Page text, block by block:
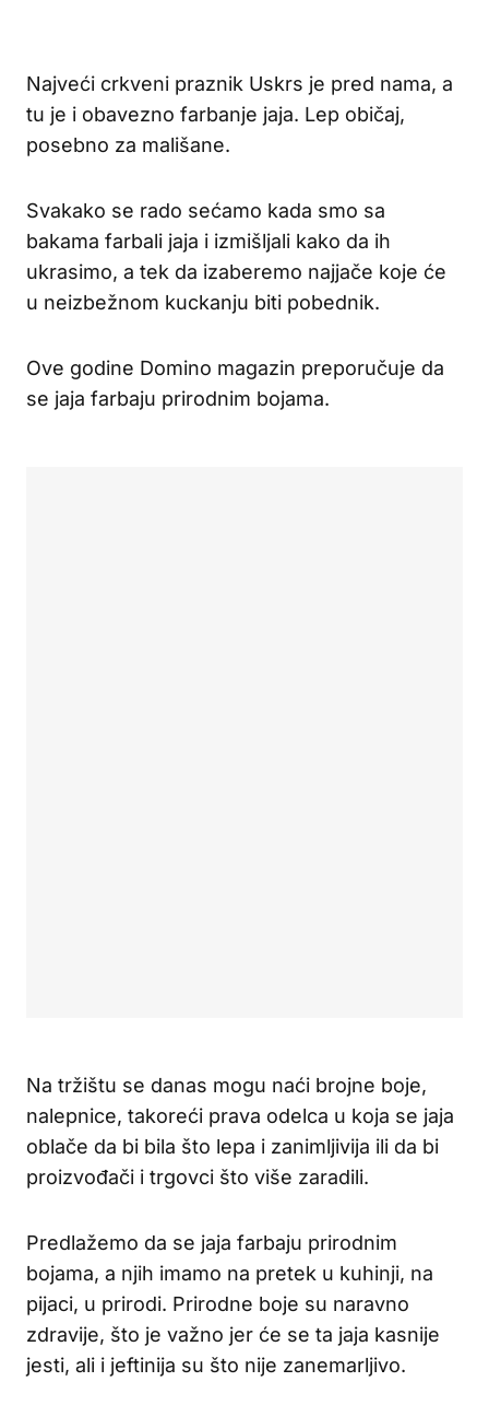
Najveći crkveni praznik Uskrs je pred nama, a
tu je i obavezno farbanje jaja. Lep običaj,
posebno za mališane.
Svakako se rado sećamo kada smo sa
bakama farbali jaja i izmišljali kako da ih
ukrasimo, a tek da izaberemo najjače koje će
u neizbežnom kuckanju biti pobednik.
Ove godine Domino magazin preporučuje da
se jaja farbaju prirodnim bojama.
Na tržištu se danas mogu naći brojne boje,
nalepnice, takoreći prava odelca u koja se jaja
oblače da bi bila što lepa i zanimljivija ili da bi
proizvođači i trgovci što više zaradili.
Predlažemo da se jaja farbaju prirodnim
bojama, a njih imamo na pretek u kuhinji, na
pijaci, u prirodi. Prirodne boje su naravno
zdravije, što je važno jer će se ta jaja kasnije
jesti, ali i jeftinija su što nije zanemarljivo.